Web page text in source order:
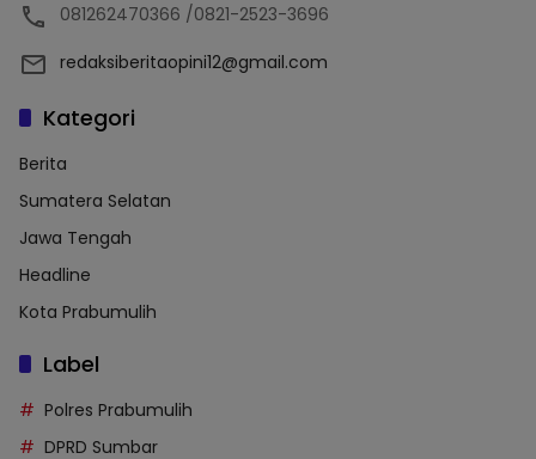
081262470366 /0821-2523-3696
redaksiberitaopini12@gmail.com
Kategori
Berita
Sumatera Selatan
Jawa Tengah
Headline
Kota Prabumulih
Label
Polres Prabumulih
DPRD Sumbar